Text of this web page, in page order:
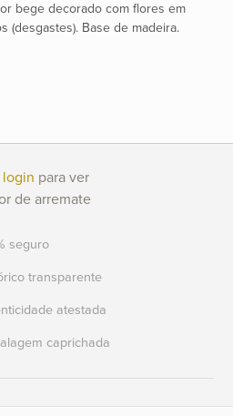
bege decorado com flores em
(desgastes). Base de madeira.
login para ver
de arremate
seguro
transparente
atestada
caprichada